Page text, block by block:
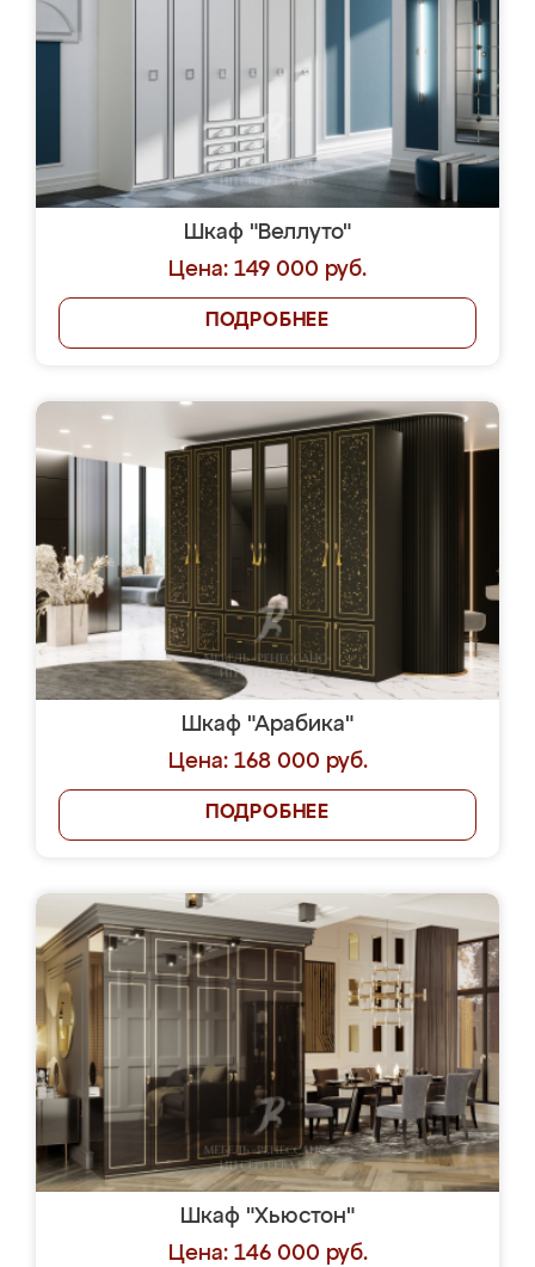
Шкаф "Веллуто"
Цена: 149 000 руб.
ПОДРОБНЕЕ
Шкаф "Арабика"
Цена: 168 000 руб.
ПОДРОБНЕЕ
Шкаф "Хьюстон"
Цена: 146 000 руб.